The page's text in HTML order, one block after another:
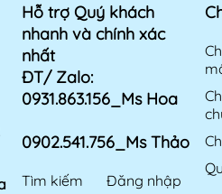
Hỗ trợ Quý khách
nhanh và chính xác
nhất
ĐT/ Zalo:
0931.863.156_Ms Hoa
0902.541.756_Ms Thảo
Tìm kiếm
Đăng nhập